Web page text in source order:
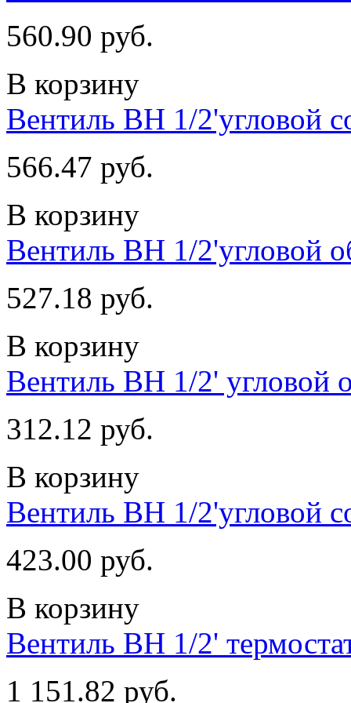
560.90 руб.
В корзину
Вентиль ВН 1/2'угловой
566.47 руб.
В корзину
Вентиль ВН 1/2'угловой
527.18 руб.
В корзину
Вентиль ВН 1/2' угловой
312.12 руб.
В корзину
Вентиль ВН 1/2'угловой
423.00 руб.
В корзину
Вентиль ВН 1/2'
1 151.82 руб.